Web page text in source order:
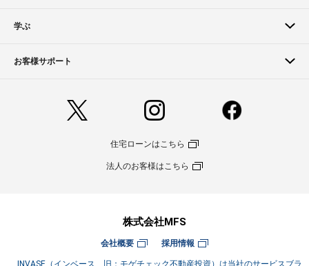
学ぶ
お客様サポート
住宅ローンはこちら
法人のお客様はこちら
株式会社MFS
会社概要 採用情報
INVASE（インベース 旧：モゲチェック不動産投資）は当社のサービスブラ